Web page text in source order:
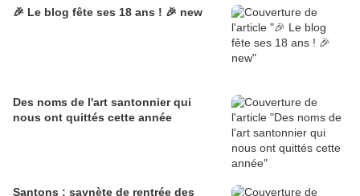
🎉 Le blog fête ses 18 ans ! 🎉 new
Des noms de l'art santonnier qui
nous ont quittés cette année
Santons : saynète de rentrée des